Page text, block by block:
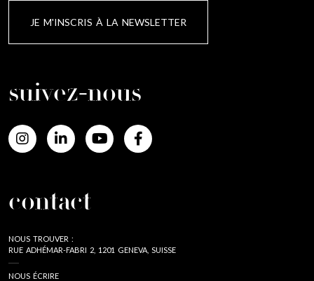
JE M'INSCRIS À LA NEWSLETTER
suivez-nous
contact
NOUS TROUVER :
RUE ADHÉMAR-FABRI 2, 1201 GENEVA, SUISSE
NOUS ÉCRIRE